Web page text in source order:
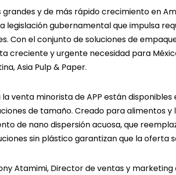
grandes y de más rápido crecimiento en
gubernamental que impulsa
Con el conjunto de soluciones de
creciente y urgente necesidad para
Asia Pulp & Paper.
venta minorista de APP están
de tamaño. Creado para alimentos y
de nano dispersión acuosa, que
sin plástico garantizan que la oferta
Atamimi, Director de ventas y